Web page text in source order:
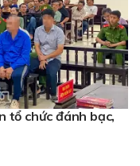
tổ chức đánh bạc,